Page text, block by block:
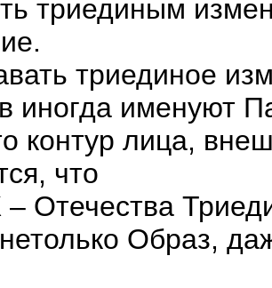
триединым
триединое
иногда именуют
контур лица,
что
Отечества
Образ,